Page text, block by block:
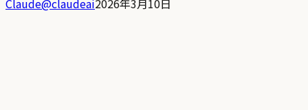
Claude@claudeai2026年3月10日